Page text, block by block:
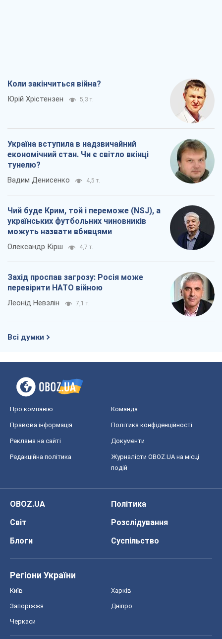
Коли закінчиться війна?
Юрій Хрістензен 5,3 т.
Україна вступила в надзвичайний
економічний стан. Чи є світло вкінці
тунелю?
Вадим Денисенко 4,5 т.
Чий буде Крим, той і переможе (NSJ), а
українських футбольних чиновників
можуть назвати вбивцями
Олександр Кірш 4,7 т.
Захід проспав загрозу: Росія може
перевірити НАТО війною
Леонід Невзлін 7,1 т.
Всі думки
Про компанію Команда
Правова інформація Політика конфіденційності
Реклама на сайті Документи
Редакційна політика
Журналісти OBOZ.UA на місці
подій
OBOZ.UA
Політика
Світ
Розслідування
Блоги
Суспільство
Регіони України
Київ Харків
Запоріжжя Дніпро
Черкаси